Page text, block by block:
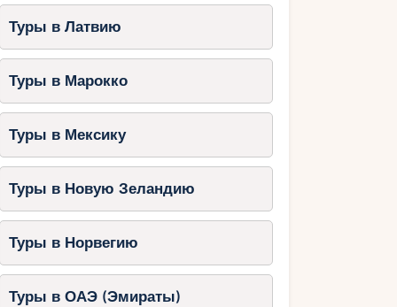
Туры в Латвию
Туры в Марокко
Туры в Мексику
Туры в Новую Зеландию
Туры в Норвегию
Туры в ОАЭ (Эмираты)